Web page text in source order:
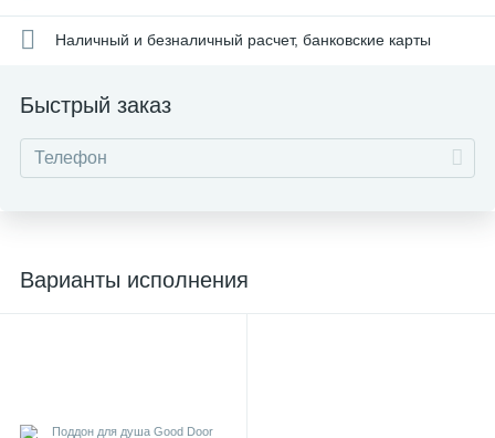
Наличный и безналичный расчет, банковские карты
Быстрый заказ
Варианты исполнения